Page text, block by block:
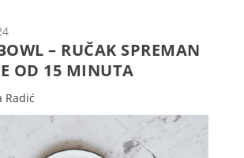
– RUČAK SPREMAN
OD 15 MINUTA
Radić